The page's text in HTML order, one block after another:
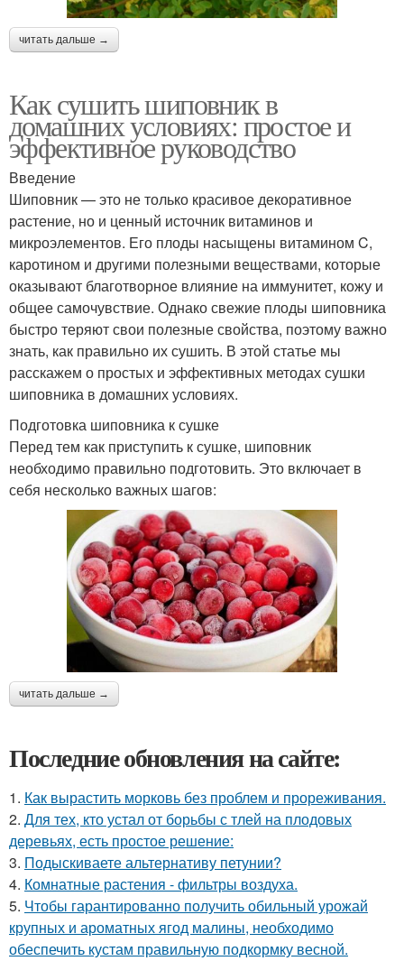
читать дальше →
Как сушить шиповник в
домашних условиях: простое и
эффективное руководство
Введение
Шиповник — это не только красивое декоративное
растение, но и ценный источник витаминов и
микроэлементов. Его плоды насыщены витамином C,
каротином и другими полезными веществами, которые
оказывают благотворное влияние на иммунитет, кожу и
общее самочувствие. Однако свежие плоды шиповника
быстро теряют свои полезные свойства, поэтому важно
знать, как правильно их сушить. В этой статье мы
расскажем о простых и эффективных методах сушки
шиповника в домашних условиях.
Подготовка шиповника к сушке
Перед тем как приступить к сушке, шиповник
необходимо правильно подготовить. Это включает в
себя несколько важных шагов:
читать дальше →
Последние обновления на сайте:
1. Как вырастить морковь без проблем и прореживания.
2. Для тех, кто устал от борьбы с тлей на плодовых
деревьях, есть простое решение:
3. Подыскиваете альтернативу петунии?
4. Комнатные растения - фильтры воздуха.
5. Чтобы гарантированно получить обильный урожай
крупных и ароматных ягод малины, необходимо
обеспечить кустам правильную подкормку весной.